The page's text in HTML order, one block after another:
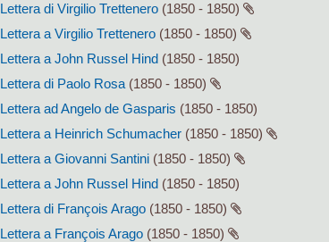
Lettera di Virgilio Trettenero (1850 - 1850)
Lettera a Virgilio Trettenero (1850 - 1850)
Lettera a John Russel Hind (1850 - 1850)
Lettera di Paolo Rosa (1850 - 1850)
Lettera ad Angelo de Gasparis (1850 - 1850)
Lettera a Heinrich Schumacher (1850 - 1850)
Lettera a Giovanni Santini (1850 - 1850)
Lettera a John Russel Hind (1850 - 1850)
Lettera di François Arago (1850 - 1850)
Lettera a François Arago (1850 - 1850)